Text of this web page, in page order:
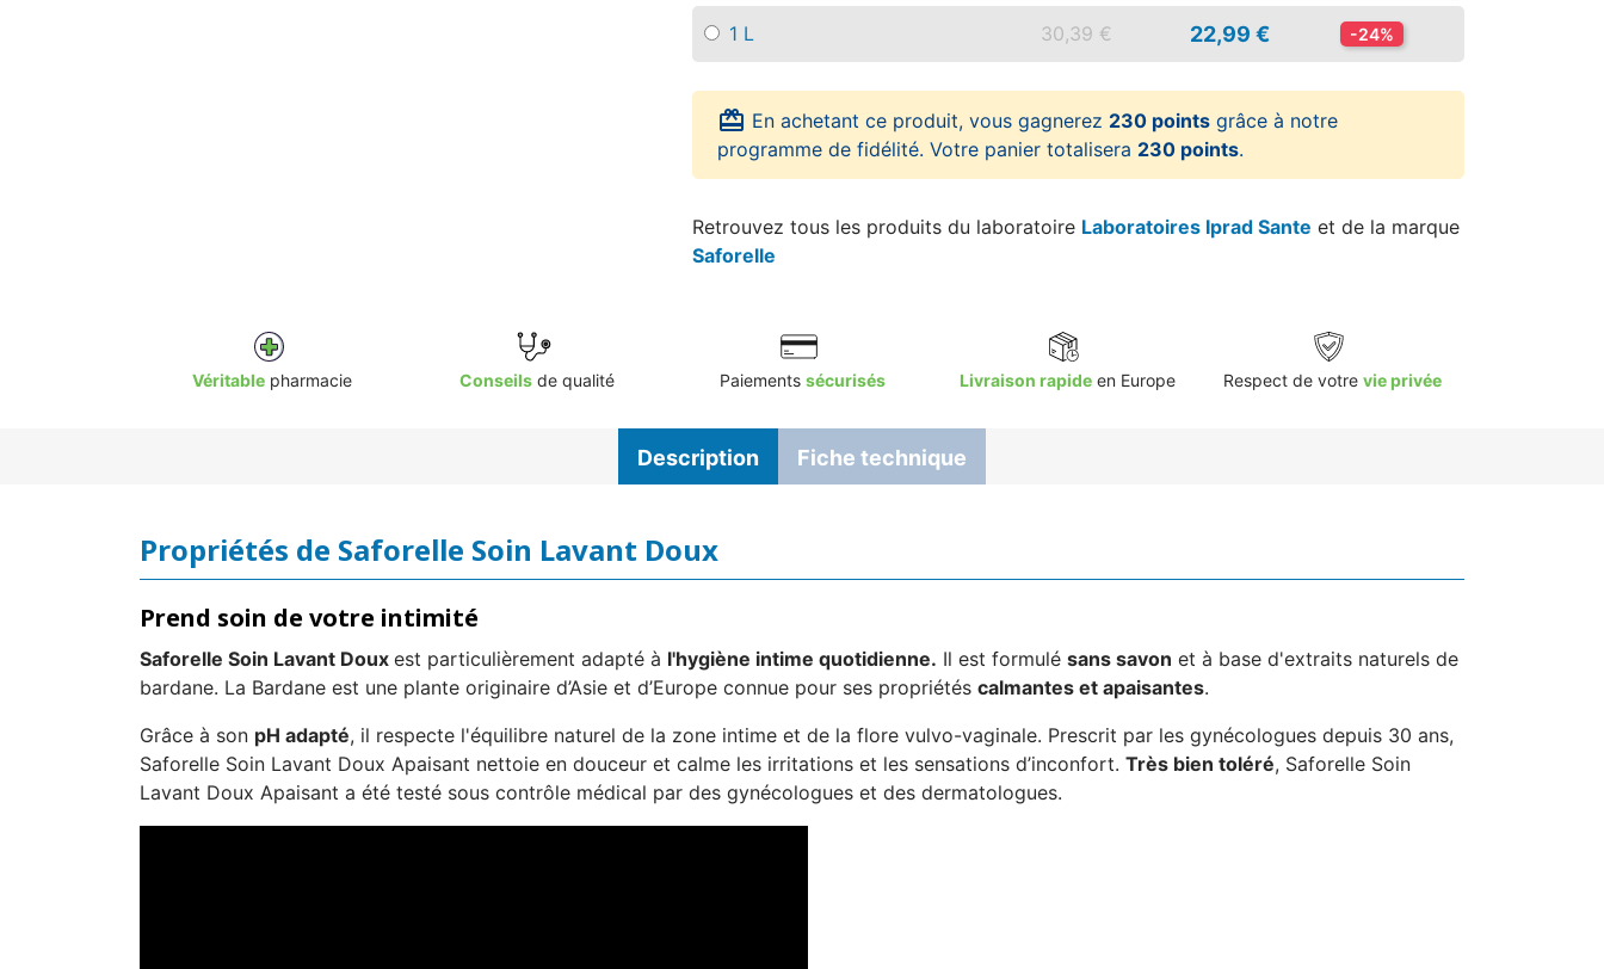
1 L 30,39 € 22,99 € -24%
card_giftcard En achetant ce produit, vous gagnerez 230 pointsgrâce à notre
programme de fidélité. Votre panier totalisera 230 points.
Retrouvez tous les produits du laboratoire Laboratoires Iprad Sante et de la marque
Saforelle
Véritable pharmacie Conseils de qualité Paiements sécurisés Livraison rapideen Europe Respect de votre vie privée
Description Fiche technique
Propriétés de Saforelle Soin Lavant Doux
Prend soin de votre intimité
Saforelle Soin Lavant Doux est particulièrement adapté à l'hygiène intime quotidienne. Il est formulé sans savon et à base d'extraits naturels de
bardane. La Bardane est une plante originaire d’Asie et d’Europe connue pour ses propriétés calmantes et apaisantes.
Grâce à son pH adapté, il respecte l'équilibre naturel de la zone intime et de la flore vulvo-vaginale. Prescrit par les gynécologues depuis 30 ans,
Saforelle Soin Lavant Doux Apaisant nettoie en douceur et calme les irritations et les sensations d’inconfort. Très bien toléré, Saforelle Soin
Lavant Doux Apaisant a été testé sous contrôle médical par des gynécologues et des dermatologues.